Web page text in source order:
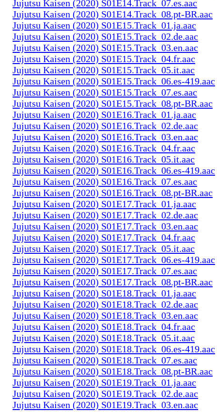
Jujutsu Kaisen (2020) S01E14.Track_07.es.aac
Jujutsu Kaisen (2020) S01E14.Track_08.pt-BR.aac
Jujutsu Kaisen (2020) S01E15.Track_01.ja.aac
Jujutsu Kaisen (2020) S01E15.Track_02.de.aac
Jujutsu Kaisen (2020) S01E15.Track_03.en.aac
Jujutsu Kaisen (2020) S01E15.Track_04.fr.aac
Jujutsu Kaisen (2020) S01E15.Track_05.it.aac
Jujutsu Kaisen (2020) S01E15.Track_06.es-419.aac
Jujutsu Kaisen (2020) S01E15.Track_07.es.aac
Jujutsu Kaisen (2020) S01E15.Track_08.pt-BR.aac
Jujutsu Kaisen (2020) S01E16.Track_01.ja.aac
Jujutsu Kaisen (2020) S01E16.Track_02.de.aac
Jujutsu Kaisen (2020) S01E16.Track_03.en.aac
Jujutsu Kaisen (2020) S01E16.Track_04.fr.aac
Jujutsu Kaisen (2020) S01E16.Track_05.it.aac
Jujutsu Kaisen (2020) S01E16.Track_06.es-419.aac
Jujutsu Kaisen (2020) S01E16.Track_07.es.aac
Jujutsu Kaisen (2020) S01E16.Track_08.pt-BR.aac
Jujutsu Kaisen (2020) S01E17.Track_01.ja.aac
Jujutsu Kaisen (2020) S01E17.Track_02.de.aac
Jujutsu Kaisen (2020) S01E17.Track_03.en.aac
Jujutsu Kaisen (2020) S01E17.Track_04.fr.aac
Jujutsu Kaisen (2020) S01E17.Track_05.it.aac
Jujutsu Kaisen (2020) S01E17.Track_06.es-419.aac
Jujutsu Kaisen (2020) S01E17.Track_07.es.aac
Jujutsu Kaisen (2020) S01E17.Track_08.pt-BR.aac
Jujutsu Kaisen (2020) S01E18.Track_01.ja.aac
Jujutsu Kaisen (2020) S01E18.Track_02.de.aac
Jujutsu Kaisen (2020) S01E18.Track_03.en.aac
Jujutsu Kaisen (2020) S01E18.Track_04.fr.aac
Jujutsu Kaisen (2020) S01E18.Track_05.it.aac
Jujutsu Kaisen (2020) S01E18.Track_06.es-419.aac
Jujutsu Kaisen (2020) S01E18.Track_07.es.aac
Jujutsu Kaisen (2020) S01E18.Track_08.pt-BR.aac
Jujutsu Kaisen (2020) S01E19.Track_01.ja.aac
Jujutsu Kaisen (2020) S01E19.Track_02.de.aac
Jujutsu Kaisen (2020) S01E19.Track_03.en.aac